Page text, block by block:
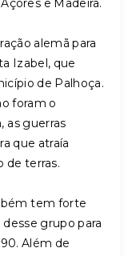
e Madeira.
alemã para
Izabel, que
de Palhoça.
foram o
as guerras
que atraía
de terras.
tem forte
grupo para
Além de